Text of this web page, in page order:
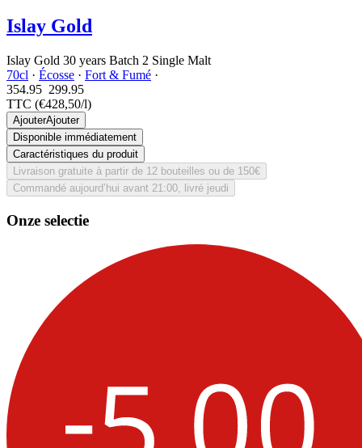
Islay Gold
Islay Gold 30 years Batch 2 Single Malt
70cl · Écosse · Fort & Fumé ·
354.95 299.95
TTC (€428,50/l)
AjouterAjouter
Disponible immédiatement
Caractéristiques du produit
Livraison gratuite à partir de 12 bouteilles ou de 150€
Commandé aujourd’hui avant 21:00, livré jeudi
Onze selectie